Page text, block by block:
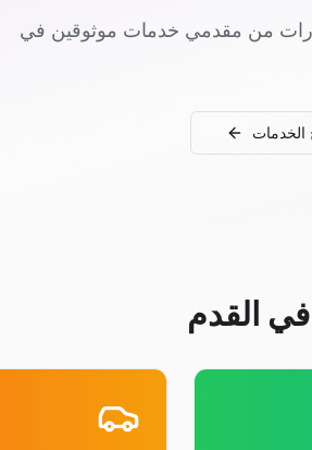
من مقدمي خدمات موثوقين في
القدم